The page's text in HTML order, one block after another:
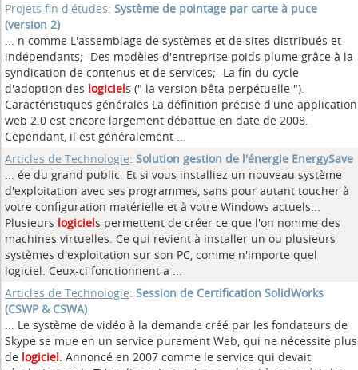
Projets fin d'études: Système de pointage par carte à puce
(version 2)
... n comme L'assemblage de systèmes et de sites distribués et
indépendants; -Des modèles d'entreprise poids plume grâce à la
syndication de contenus et de services; -La fin du cycle
d'adoption des logiciels (" la version bêta perpétuelle ").
Caractéristiques générales La définition précise d'une application
web 2.0 est encore largement débattue en date de 2008.
Cependant, il est généralement ...
Articles de Technologie: Solution gestion de l'énergie EnergySave
... ée du grand public. Et si vous installiez un nouveau système
d'exploitation avec ses programmes, sans pour autant toucher à
votre configuration matérielle et à votre Windows actuels...
Plusieurs logiciels permettent de créer ce que l'on nomme des
machines virtuelles. Ce qui revient à installer un ou plusieurs
systèmes d'exploitation sur son PC, comme n'importe quel
logiciel. Ceux-ci fonctionnent a ...
Articles de Technologie: Session de Certification SolidWorks
(CSWP & CSWA)
... Le système de vidéo à la demande créé par les fondateurs de
Skype se mue en un service purement Web, qui ne nécessite plus
de logiciel. Annoncé en 2007 comme le service qui devait